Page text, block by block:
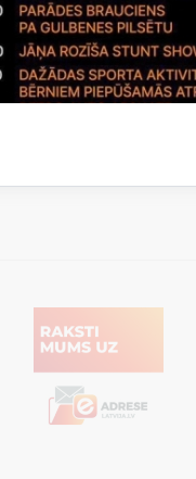
Atzīt par spēku
“Noteikumi par
Nr.12, 6.§).
Noteikumi
Gulbenes novada